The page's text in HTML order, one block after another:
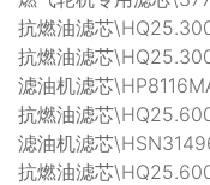
抗燃油滤芯
抗燃油滤芯
滤油机滤芯
抗燃油滤芯
滤油机滤芯
抗燃油滤芯